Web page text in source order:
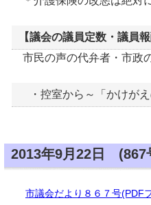
【議会の議員定数・議員
市民の声の代弁者・市政
・控室から～「かけが
2013年9月22日 (867
市議会だより８６７号(PDF